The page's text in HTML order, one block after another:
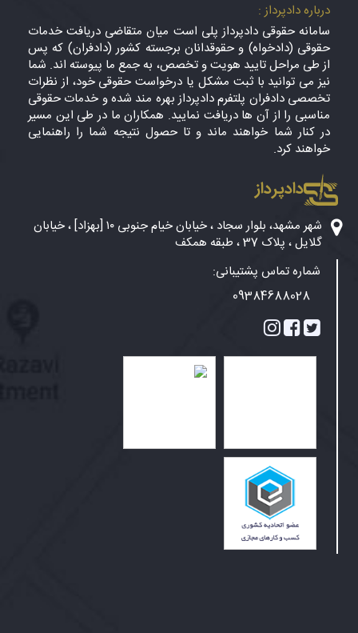
درباره دادپرداز :
سامانه حقوقی دادپرداز پلی است میان متقاضی دریافت خدمات
حقوقی (دادخواه) و حقوقدانان برجسته کشور (دادفران) که پس
از طی مراحل تایید هویت و تخصص، به جمع ما پیوسته اند. شما
نیز می توانید با ثبت مشکل یا درخواست حقوقی خود، از نظرات
تخصصی دادفران پلتفرم دادپرداز بهره مند شده و خدمات حقوقی
مناسبی را از آن ها دریافت نمایید. همکاران ما در طی این مسیر
در کنار شما خواهند ماند و تا حصول نتیجه شما را راهنمایی
خواهند کرد.
دادپرداز
شهر مشهد، بلوار سجاد ، خیابان خیام جنوبی ۱۰ [بهزاد] ، خیابان
گلایل ، پلاک 37 ، طبقه همکف
شماره تماس پشتیبانی:
09384688028